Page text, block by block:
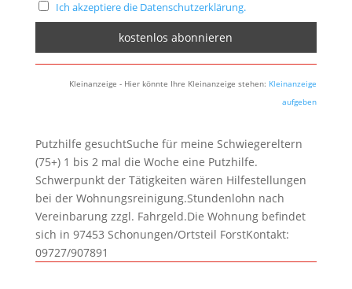
Ich akzeptiere die Datenschutzerklärung.
Kleinanzeige - Hier könnte Ihre Kleinanzeige stehen: Kleinanzeige
aufgeben
Putzhilfe gesuchtSuche für meine Schwiegereltern
(75+) 1 bis 2 mal die Woche eine Putzhilfe.
Schwerpunkt der Tätigkeiten wären Hilfestellungen
bei der Wohnungsreinigung.Stundenlohn nach
Vereinbarung zzgl. Fahrgeld.Die Wohnung befindet
sich in 97453 Schonungen/Ortsteil ForstKontakt:
09727/907891